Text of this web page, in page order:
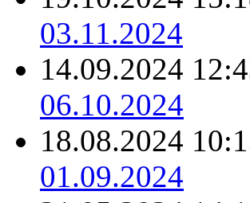
03.11.2024
14.09.2024
06.10.2024
18.08.2024
01.09.2024